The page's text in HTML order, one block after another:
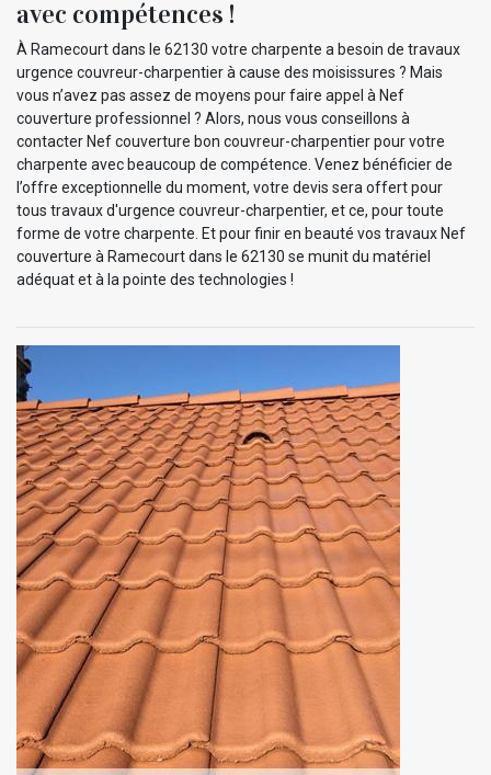
avec compétences !
À Ramecourt dans le 62130 votre charpente a besoin de travaux
urgence couvreur-charpentier à cause des moisissures ? Mais
vous n’avez pas assez de moyens pour faire appel à Nef
couverture professionnel ? Alors, nous vous conseillons à
contacter Nef couverture bon couvreur-charpentier pour votre
charpente avec beaucoup de compétence. Venez bénéficier de
l’offre exceptionnelle du moment, votre devis sera offert pour
tous travaux d'urgence couvreur-charpentier, et ce, pour toute
forme de votre charpente. Et pour finir en beauté vos travaux Nef
couverture à Ramecourt dans le 62130 se munit du matériel
adéquat et à la pointe des technologies !